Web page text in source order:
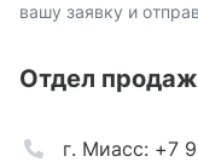
вашу заявку и
Отдел продаж
г. Миасс: +7